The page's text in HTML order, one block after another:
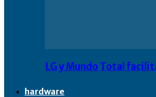
LG y Mundo Total
hardware